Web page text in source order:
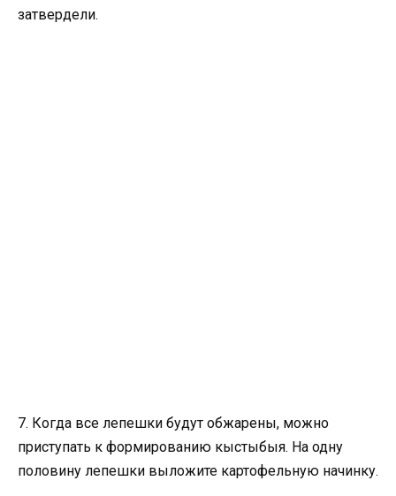
затвердели.
7. Когда все лепешки будут обжарены, можно
приступать к формированию кыстыбыя. На одну
половину лепешки выложите картофельную начинку.